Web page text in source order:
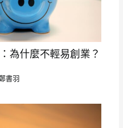
為什麼不輕易創業？
書羽